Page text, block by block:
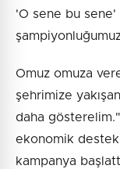
'O sene bu
Omuz omuza
şehrimize
daha
ekonomik destek
kampanya